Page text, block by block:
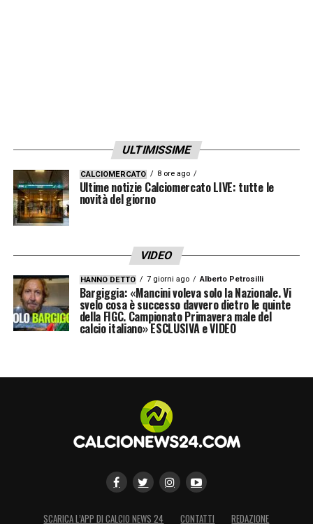
ULTIMISSIME
CALCIOMERCATO 8 ore ago
Ultime notizie Calciomercato LIVE: tutte le
novità del giorno
VIDEO
HANNO DETTO 7 giorni ago Alberto Petrosilli
Bargiggia: «Mancini voleva solo la Nazionale. Vi
svelo cosa è successo davvero dietro le quinte
della FIGC. Campionato Primavera male del
calcio italiano» ESCLUSIVA e VIDEO
SCARICA L’APP DI CALCIO NEWS 24 CONTATTI REDAZIONE